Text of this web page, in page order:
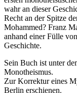
wahr an dieser
Recht an der Spitze
Mohammed? Franz
anhand einer Fülle
Geschichte.
Sein Buch ist unter
Monotheismus.
Zur Korrektur eines
Berlin erschienen.